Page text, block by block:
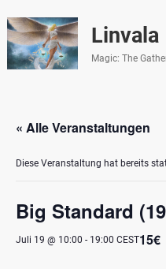
Inhalt
springen
Linvala
Magic: The
« Alle Veranstaltungen
Diese Veranstaltung hat bereits
Big Standard
Juli 19 @ 10:00 - 19:00 CEST15€